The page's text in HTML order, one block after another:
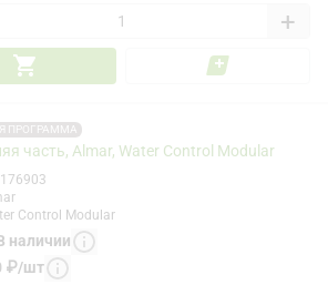
+
ПРОГРАММА
часть, Almar, Water Control Modular
Control Modular
наличии
₽/шт